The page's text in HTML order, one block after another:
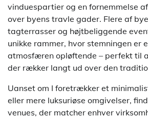
vinduespartier og en fornemmelse
over byens travle gader. Flere af
tagterrasser og højtbeliggende
unikke rammer, hvor stemningen er
atmosfæren opløftende – perfekt til
der rækker langt ud over den
Uanset om I foretrækker et
eller mere luksuriøse omgivelser,
venues, der matcher enhver